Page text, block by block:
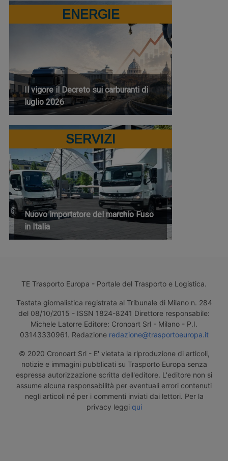
ENERGIE
Il vigore il Decreto sui carburanti di
luglio 2026
SERVIZI
Nuovo importatore del marchio Fuso
in Italia
TE Trasporto Europa - Portale del Trasporto e Logistica.
Testata giornalistica registrata al Tribunale di Milano n. 284
del 08/10/2015 - ISSN 1824-8241 Direttore responsabile:
Michele Latorre Editore: Cronoart Srl - Milano - P.I.
03143330961. Redazione redazione@trasportoeuropa.it
© 2020 Cronoart Srl - E' vietata la riproduzione di articoli,
notizie e immagini pubblicati su Trasporto Europa senza
espressa autorizzazione scritta dell'editore. L'editore non si
assume alcuna responsabilità per eventuali errori contenuti
negli articoli né per i commenti inviati dai lettori. Per la
privacy leggi qui